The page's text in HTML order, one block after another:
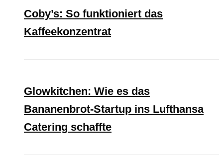
Coby’s: So funktioniert das
Kaffeekonzentrat
Glowkitchen: Wie es das
Bananenbrot-Startup ins Lufthansa
Catering schaffte